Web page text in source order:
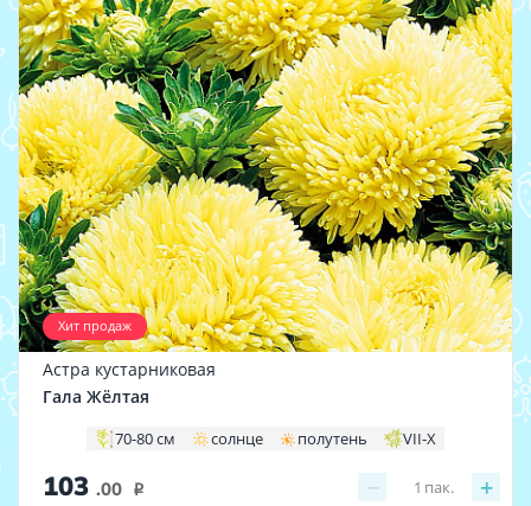
Хит продаж
Астра кустарниковая
Гала Жёлтая
70-80 см солнце полутень VII-X
103 .00 i − +
1 пак.